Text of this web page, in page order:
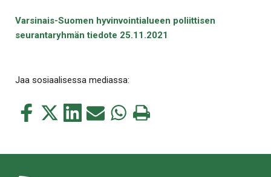
Varsinais-Suomen hyvinvointialueen poliittisen
seurantaryhmän tiedote 25.11.2021
Jaa sosiaalisessa mediassa:
Jaa
Jaa
Jaa Jaa Jaa Tulosta